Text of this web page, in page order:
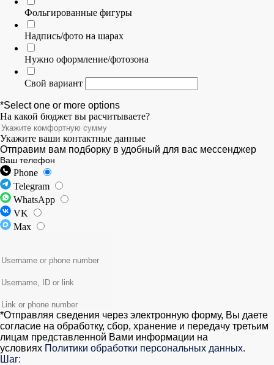
Фольгированные фигуры
Надпись/фото на шарах
Нужно оформление/фотозона
Свой вариант
*Select one or more options
На какой бюджет вы расчитываете?
Укажите ваши контактные данные
Отправим вам подборку в удобный для вас мессенджер
Ваш телефон
Phone
Telegram
WhatsApp
VK
Max
*Отправляя сведения через электронную форму, Вы даете
согласие на обработку, сбор, хранение и передачу третьим
лицам представленной Вами информации на
условиях Политики обработки персональных данных.
Шаг: